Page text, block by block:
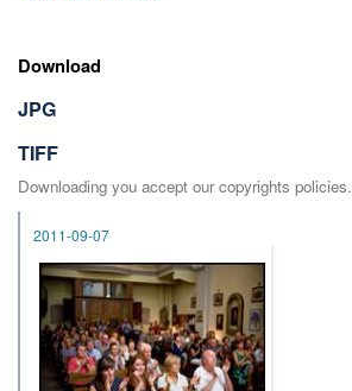
Download
JPG
TIFF
Downloading you accept our copyrights policies.
2011-09-07